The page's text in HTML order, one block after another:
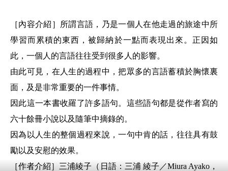
［內容介紹］
所謂言語，乃是一個人在他走過的旅途中所
學習而累積的東西，被歸納於一點而表現出來。正因如
此，一個人的言語往往受到很多人的影響。
由此可見，在人生的過程中，把眾多的言語蓄積於胸懷裏
面，及是非常重要的一件事情。
因此這一本書收羅了許多語句。這些語句都是從作者寫的
六十餘冊小說以及隨筆中摘錄的。
因為以人生的整個過程來說，一句中肯的話，往往具有鼓
勵以及安慰的效果。
［作者介紹］ 三浦綾子（日語：三浦 綾子／Miura Ayako，